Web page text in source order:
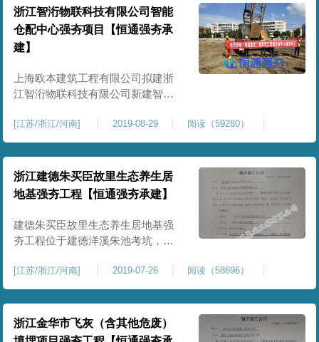
立项目建设及管理班子组织开工，
首批设备与施工班组于三天内就位
并展开施工，工程施工设备、人员
与项目管理班子于开工后一个星
浙江智洐物联科技有限公司智能
仓配中心强夯项目【恒通强夯承
建】
上海欧本建筑工程有限公司拟建浙
江智洐物联科技有限公司新建智能
承担了该场地的强夯施工工程。该
项目需要强夯处理的区域面积
145000㎡，由于该工程地基的地质
面貌较为复杂，需要采取强夯方式
对地基进行处理，建筑物区域地基
采取桩基础，以满足基础承载力要
求。2019年8月，在我司工程部
[江苏/浙江/河南] 2019-08-29 阅读（59280）
浙江建德朱买臣故里生态养生居
地基强夯工程【恒通强夯承建】
建德朱买臣故里生态养生居地基强
夯工程位于建德洋溪朱池考坑，规
场通知后，我司立即成立工程项目
部，组织设备人员进场，3天内完成
了施工前的所有准备工作，包括设
备进场、人员进场、人员吃住安
排、编制施工方案、图纸会审、技
[江苏/浙江/河南] 2019-07-26 阅读（58696）
浙江金华市飞灰（含其他危废）